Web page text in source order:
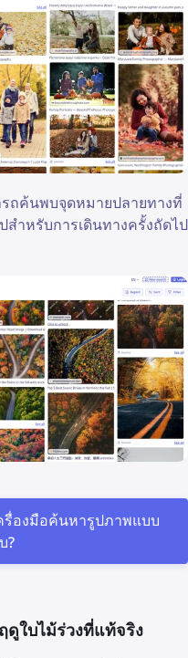
ถค้นพบจุดหมายปลายทางที่
ำหรับการเดินทางครั้งถัดไป
องมือค้นหารูปภาพแบบ
?
ดูใบไม้ร่วงที่แท้จริง